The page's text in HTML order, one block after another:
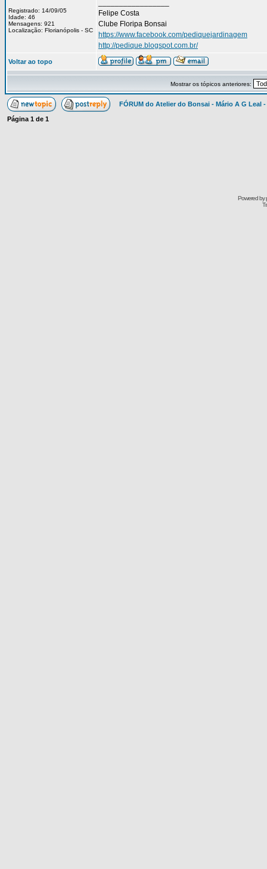
Registrado: 14/09/05
Idade: 46
Mensagens: 921
Localização: Florianópolis - SC
Felipe Costa
Clube Floripa Bonsai
https://www.facebook.com/pediquejardinagem
http://pedique.blogspot.com.br/
Voltar ao topo
Mostrar os tópicos anteriores:
FÓRUM do Atelier do Bonsai - Mário A G Leal
Página 1 de 1
Powered by